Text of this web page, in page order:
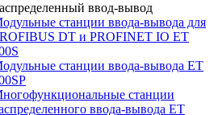
ввод-вывод
станции ввода-вывода для
DT и PROFINET IO ET
станции ввода-вывода ET
станции
ввода-вывода ET